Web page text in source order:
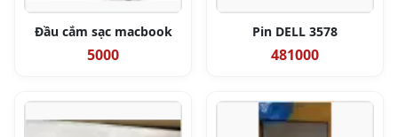
Đầu cắm sạc macbook
5000
Pin DELL 3578
481000